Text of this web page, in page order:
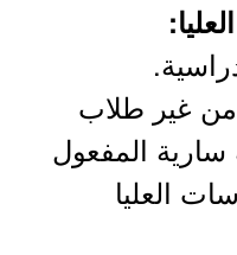
غير طلاب
سارية المفعول
العليا